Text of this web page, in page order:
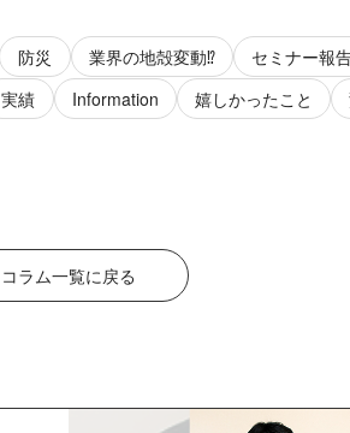
防災 業界の地殻変動⁉️
セミナー報
実績 Information 嬉しかったこと
コラム一覧に戻る